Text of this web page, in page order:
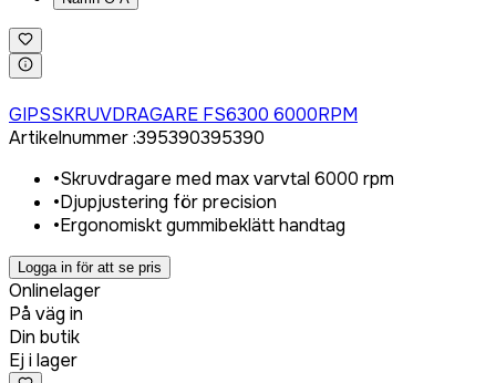
GIPSSKRUVDRAGARE FS6300 6000RPM
Artikelnummer:395390395390
•Skruvdragare med max varvtal 6000 rpm
•Djupjustering för precision
•Ergonomiskt gummibeklätt handtag
Logga in för att se pris
Onlinelager
På väg in
Din butik
Ej i lager